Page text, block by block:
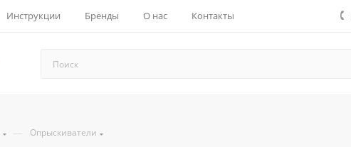
Инструкции Бренды О нас Контакты
— Опрыскиватели